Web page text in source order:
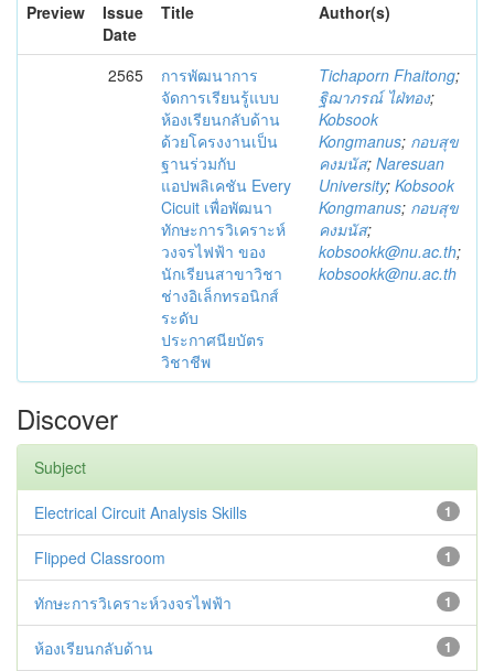
Preview
Issue
Date
Title Author(s)
2565
การพัฒนาการ
จัดการเรียนรู้แบบ
ห้องเรียนกลับด้าน
ด้วยโครงงานเป็น
ฐานร่วมกับ
แอปพลิเคชัน Every
Cicuit เพื่อพัฒนา
ทักษะการวิเคราะห์
วงจรไฟฟ้า ของ
นักเรียนสาขาวิชา
ช่างอิเล็กทรอนิกส์
ระดับ
ประกาศนียบัตร
วิชาชีพ
Tichaporn Fhaitong;
ฐิฌาภรณ์ ไฝ่ทอง;
Kobsook
Kongmanus; กอบสุข
คงมนัส; Naresuan
University; Kobsook
Kongmanus; กอบสุข
คงมนัส;
kobsookk@nu.ac.th;
kobsookk@nu.ac.th
Discover
Subject
1
Electrical Circuit Analysis Skills
1
Flipped Classroom
1
ทักษะการวิเคราะห์วงจรไฟฟ้า
1
ห้องเรียนกลับด้าน